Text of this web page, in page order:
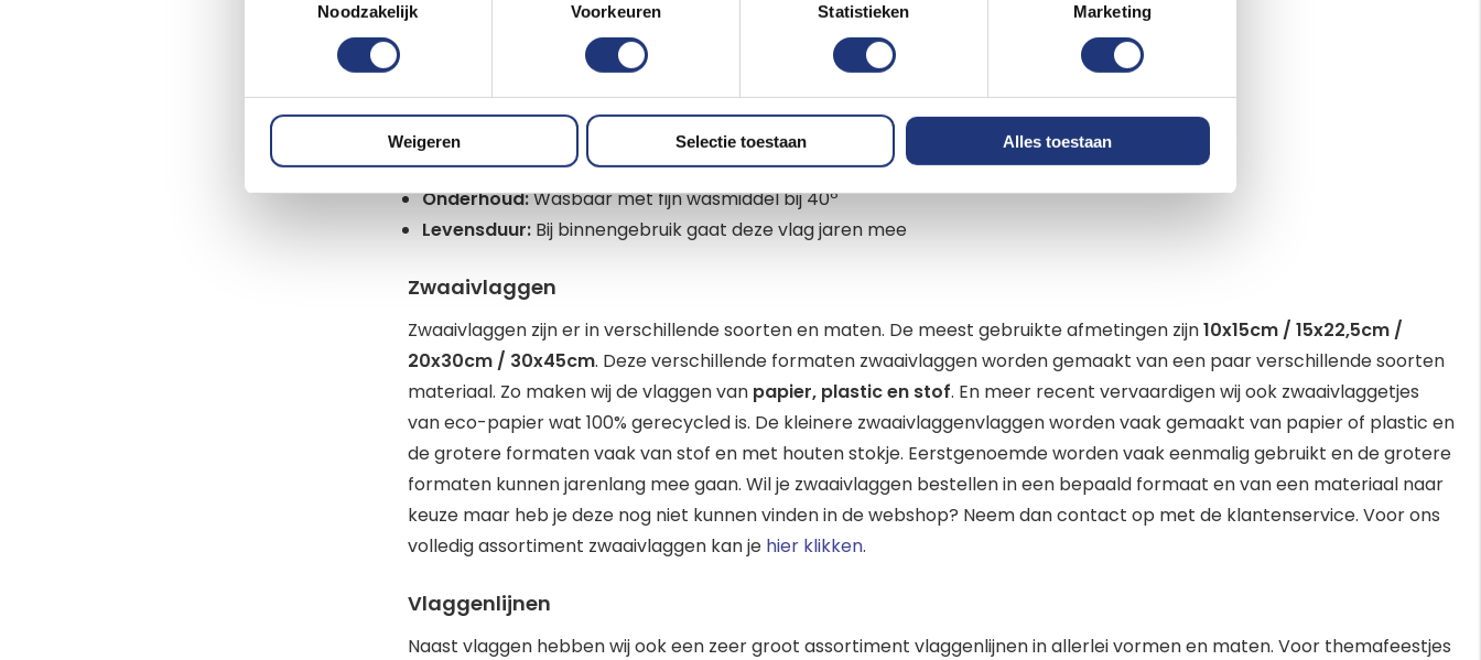
Noodzakelijk
Voorkeuren Statistieken Marketing
Weigeren Selectie toestaan Alles toestaan
Polyester weefsel
100 gr/m² polyester weefsel
Geschikt voor:Binnen en tot enkele weken buiten
Uitvoering:
rondom gezoomd en dubbel gestikt en met 2 ringen ter bevestiging
Slijtage:Kleurecht en UV-bestendig. geschikt voor licht weer.
Onderhoud:Wasbaar met fijn wasmiddel bij 40º
Levensduur: Bij binnengebruik gaat deze vlag jaren mee
Zwaaivlaggen
Zwaaivlaggen zijn er in verschillende soorten en maten. De meest gebruikte afmetingen zijn10x15cm / 15x22,5cm /
20x30cm / 30x45cm. Deze verschillende formaten zwaaivlaggen worden gemaakt van een paar verschillende soorten
materiaal. Zo maken wij de vlaggen van papier, plastic en stof. En meer recent vervaardigen wij ook zwaaivlaggetjes
van eco-papier wat 100% gerecycled is. De kleinere zwaaivlaggenvlaggen worden vaak gemaakt van papier of plastic en
de grotere formaten vaak van stof en met houten stokje. Eerstgenoemde worden vaak eenmalig gebruikt en de grotere
formaten kunnen jarenlang mee gaan. Wil je zwaaivlaggen bestellen in een bepaald formaat en van een materiaal naar
keuze maar heb je deze nog niet kunnen vinden in de webshop? Neem dan contact op met de klantenservice. Voor ons
volledig assortiment zwaaivlaggen kan je hier klikken.
Vlaggenlijnen
Naast vlaggen hebben wij ook een zeer groot assortiment vlaggenlijnen in allerlei vormen en maten. Voor themafeestjes